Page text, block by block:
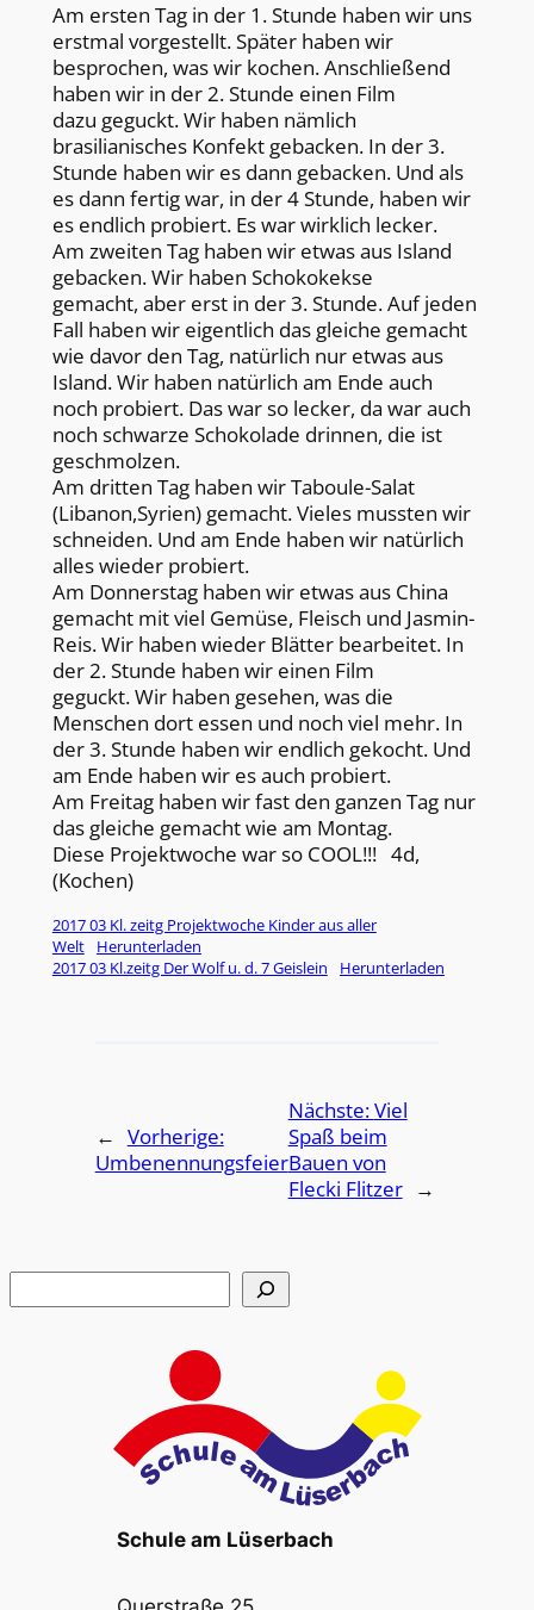
Am ersten Tag in der 1. Stunde haben wir uns
erstmal vorgestellt. Später haben wir
besprochen, was wir kochen. Anschließend
haben wir in der 2. Stunde einen Film
dazu geguckt. Wir haben nämlich
brasilianisches Konfekt gebacken. In der 3.
Stunde haben wir es dann gebacken. Und als
es dann fertig war, in der 4 Stunde, haben wir
es endlich probiert. Es war wirklich lecker.
Am zweiten Tag haben wir etwas aus Island
gebacken. Wir haben Schokokekse
gemacht, aber erst in der 3. Stunde. Auf jeden
Fall haben wir eigentlich das gleiche gemacht
wie davor den Tag, natürlich nur etwas aus
Island. Wir haben natürlich am Ende auch
noch probiert. Das war so lecker, da war auch
noch schwarze Schokolade drinnen, die ist
geschmolzen.
Am dritten Tag haben wir Taboule-Salat
(Libanon,Syrien) gemacht. Vieles mussten wir
schneiden. Und am Ende haben wir natürlich
alles wieder probiert.
Am Donnerstag haben wir etwas aus China
gemacht mit viel Gemüse, Fleisch und Jasmin-
Reis. Wir haben wieder Blätter bearbeitet. In
der 2. Stunde haben wir einen Film
geguckt. Wir haben gesehen, was die
Menschen dort essen und noch viel mehr. In
der 3. Stunde haben wir endlich gekocht. Und
am Ende haben wir es auch probiert.
Am Freitag haben wir fast den ganzen Tag nur
das gleiche gemacht wie am Montag.
Diese Projektwoche war so COOL!!! 4d,
(Kochen)
2017 03 Kl. zeitg Projektwoche Kinder aus aller
Welt
Herunterladen
2017 03 Kl.zeitg Der Wolf u. d. 7 Geislein
Herunterladen
← Vorherige:
Umbenennungsfeier
Nächste:Viel
Spaß beim
Bauen von
Flecki Flitzer →
Schule am Lüserbach